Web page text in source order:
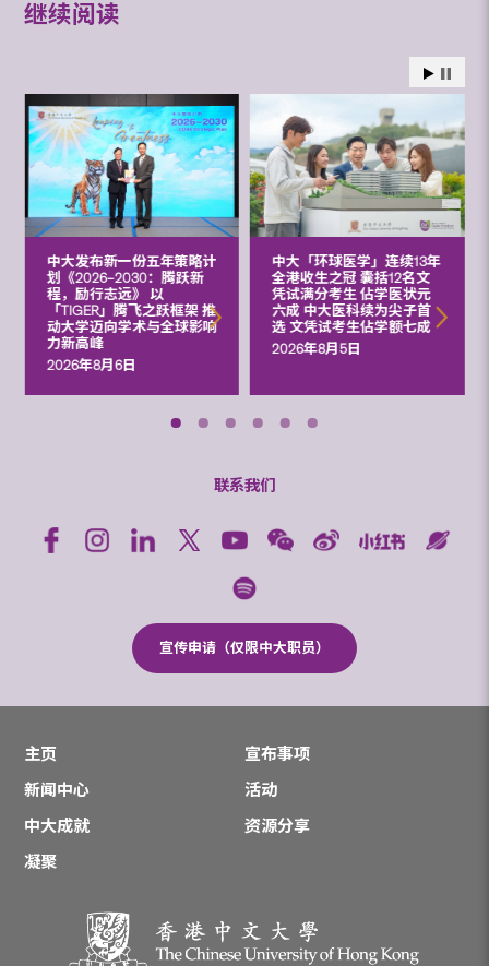
继续阅读
中大发布新一份五年策略计
划《2026‒2030：腾跃新
程，励行志远》 以
「TIGER」腾飞之跃框架 推
动大学迈向学术与全球影响
力新高峰
2026年8月6日
中大「环球医学」连续13年
全港收生之冠 囊括12名文
凭试满分考生 佔学医状元
六成 中大医科续为尖子首
选 文凭试考生佔学额七成
2026年8月5日
联系我们
宣传申请（仅限中大职员）
主页
宣布事项
新闻中心
活动
中大成就
资源分享
凝聚